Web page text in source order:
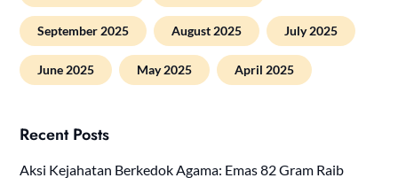
September 2025 August 2025 July 2025
June 2025 May 2025 April 2025
Recent Posts
Aksi Kejahatan Berkedok Agama: Emas 82 Gram Raib